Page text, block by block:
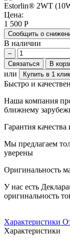
Цена:
1 500 Р
Сообщить о
В наличии
–
Связаться
В
или Купить в 1 клик
Быстро и
Наша компания
ближнему
Гарантия
Мы предлагаем
уверены
Оригинальность
У нас есть
оригинальность
Характеристики
Характеристики